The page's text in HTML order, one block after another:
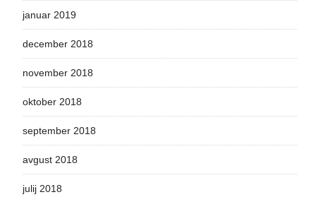
januar 2019
december 2018
november 2018
oktober 2018
september 2018
avgust 2018
julij 2018